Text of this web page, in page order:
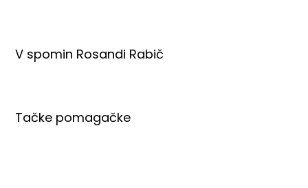
V spomin Rosandi Rabič
Tačke pomagačke